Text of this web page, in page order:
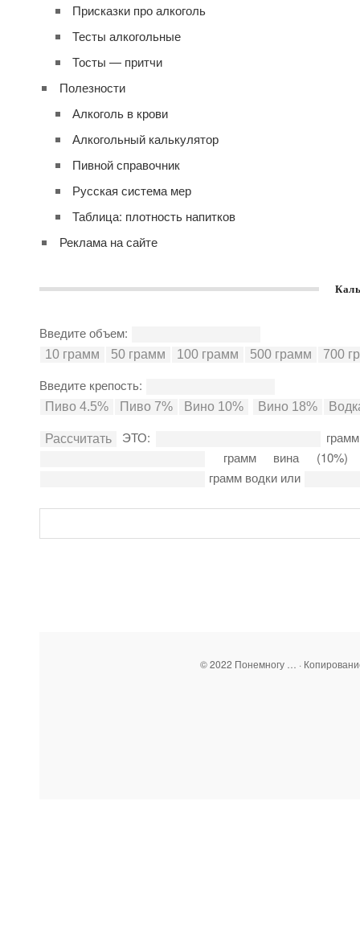
Присказки про алкоголь
Тесты алкогольные
Тосты — притчи
Полезности
Алкоголь в крови
Алкогольный калькулятор
Пивной справочник
Русская система мер
Таблица: плотность напитков
Реклама на сайте
Введите объем:
Введите крепость:
ЭТО:
грамм вина
грамм водки или
© 2022 Понемногу … ·